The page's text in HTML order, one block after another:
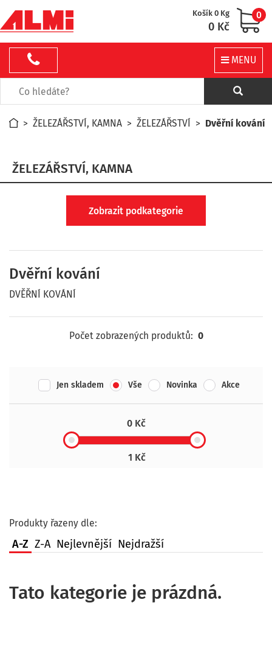
Košík 0 Kg
0 Kč
0
MENU
> ŽELEZÁŘSTVÍ, KAMNA > ŽELEZÁŘSTVÍ > Dvěřní kování
ŽELEZÁŘSTVÍ, KAMNA
Zobrazit podkategorie
Dvěřní kování
DVĚŘNÍ KOVÁNÍ
Počet zobrazených produktů: 0
Jen skladem Vše Novinka Akce
0 Kč
1 Kč
Produkty řazeny dle:
A-Z Z-A Nejlevnější Nejdražší
Tato kategorie je prázdná.